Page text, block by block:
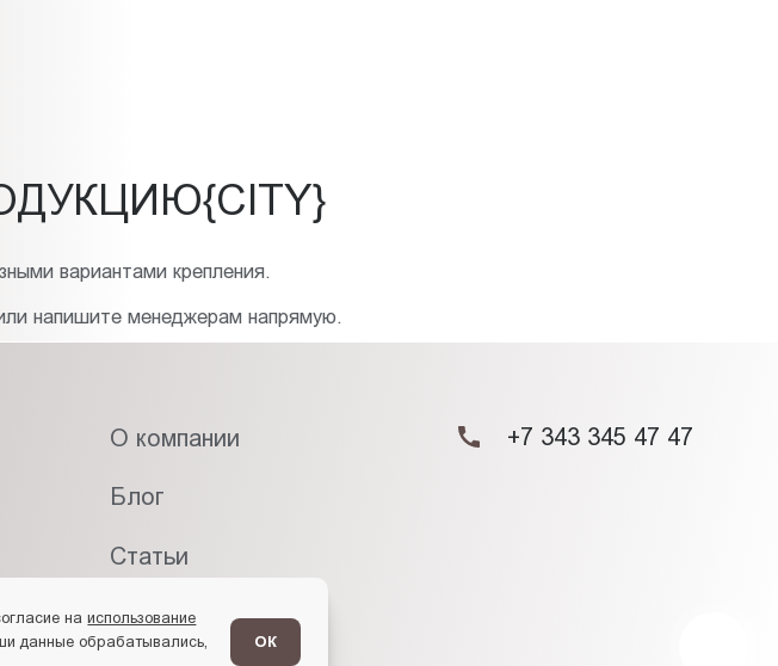
вариантами крепления.
напишите менеджерам напрямую.
О компании
Блог
Статьи
Контакты
+7 343 345 47 47
наиспользование
данные обрабатывались,
ОК